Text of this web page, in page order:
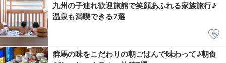
九州の子連れ歓迎旅館で笑顔あふれる家族旅行♪
温泉も満喫できる7選
群馬の味をこだわりの朝ごはんで味わって♪朝食